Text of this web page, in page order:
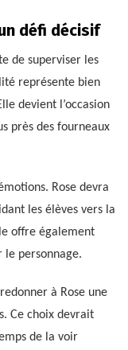
défi décisif
de superviser les
représente bien
devient l’occasion
près des fourneaux
Rose devra
les élèves vers la
offre également
le personnage.
à Rose une
Ce choix devrait
de la voir